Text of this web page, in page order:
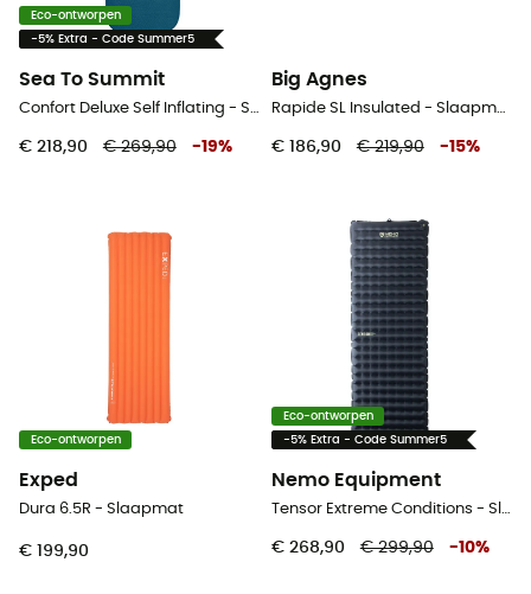
Eco-ontworpen
-5% Extra - Code Summer5
Sea To Summit
Confort Deluxe Self Inflating - Slaapmat
€ 218,90 € 269,90 -19%
Big Agnes
Rapide SL Insulated - Slaapmat
€ 186,90 € 219,90 -15%
Eco-ontworpen
Exped
Dura 6.5R - Slaapmat
€ 199,90
Eco-ontworpen
-5% Extra - Code Summer5
Nemo Equipment
Tensor Extreme Conditions - Slaapmat
€ 268,90 € 299,90 -10%